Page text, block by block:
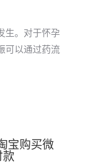
生。对于怀孕
可以通过药流
宝购买微